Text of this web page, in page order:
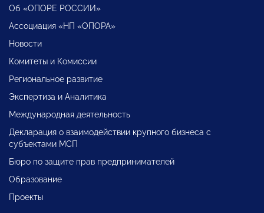
Об «ОПОРЕ РОССИИ»
Ассоциация «НП «ОПОРА»
Новости
Комитеты и Комиссии
Региональное развитие
Экспертиза и Аналитика
Международная деятельность
Декларация о взаимодействии крупного бизнеса с
субъектами МСП
Бюро по защите прав предпринимателей
Образование
Проекты